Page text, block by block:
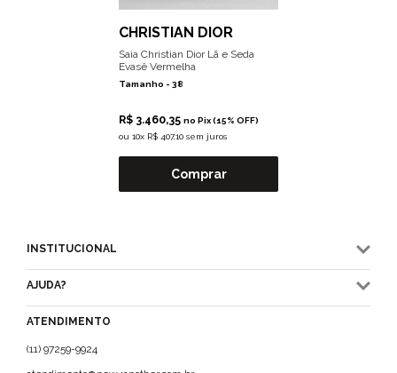
CHRISTIAN DIOR
Saia Christian Dior Lã e Seda
Evasê Vermelha
Tamanho - 38
R$ 3.460,35 no Pix (15% OFF)
ou 10x R$ 407,10 sem juros
Comprar
INSTITUCIONAL
AJUDA?
ATENDIMENTO
(11) 97259-9924